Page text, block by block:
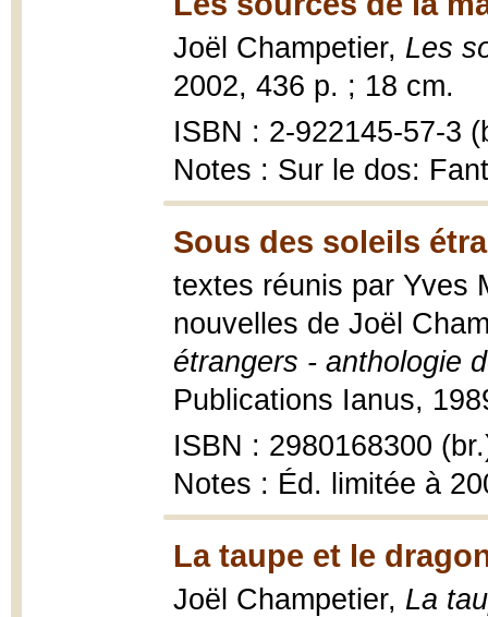
Joël Champetier, Les
2002, 436 p. ; 18 cm.
ISBN : 2-922145-57-3
Notes : Sur le dos:
Sous des soleils
textes réunis par Yves
nouvelles de Joël
étrangers - anthologie
Publications Ianus,
ISBN : 2980168300
Notes : Éd. limitée à
La taupe et le
Joël Champetier, La